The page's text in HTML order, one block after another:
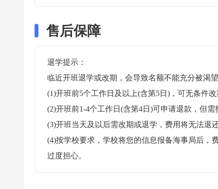
售后保障
退学提示：
临近开班退学或改期，会导致名额不能充分被渴
(1)开班前5个工作日及以上(含第5日)，可无条件
(2)开班前1-4个工作日(含第4日)可申请退款，但
(3)开班当天及以后需改期或退学，费用将无法退
(4)按学校要求，学校将您的信息报备海事局后，
过度担心。